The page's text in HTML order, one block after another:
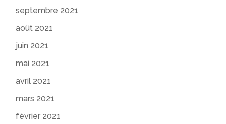
septembre 2021
août 2021
juin 2021
mai 2021
avril 2021
mars 2021
février 2021